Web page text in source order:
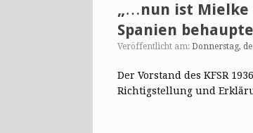
„…nun ist Mielke
Spanien
Veröffentlicht am: Donnerstag,
Der Vorstand des KFSR
Richtigstellung und